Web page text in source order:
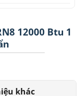
12000 Btu 1